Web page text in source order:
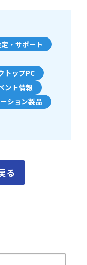
・サポート
トップPC
ント情報
ション製品
る